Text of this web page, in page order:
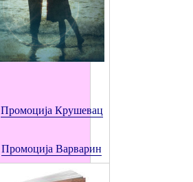
Промоција Крушевац
ПромоцијаВарварин